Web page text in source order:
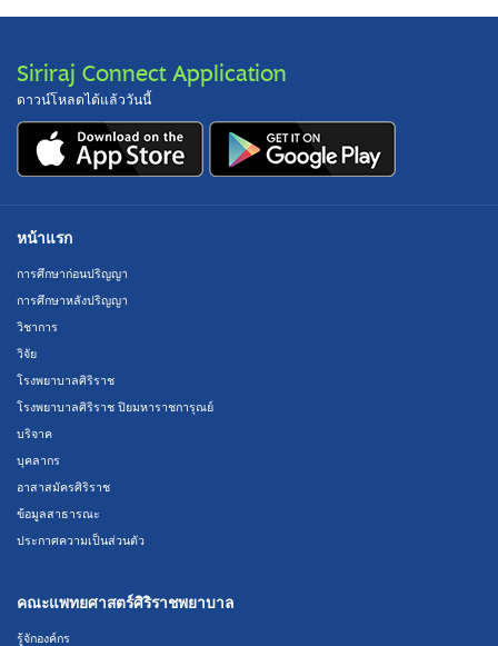
Siriraj Connect Application
ดาวน์โหลดได้แล้ววันนี้
หน้าแรก
การศึกษาก่อนปริญญา
การศึกษาหลังปริญญา
วิชาการ
วิจัย
โรงพยาบาลศิริราช
โรงพยาบาลศิริราช ปิยมหาราชการุณย์
บริจาค
บุคลากร
อาสาสมัครศิริราช
ข้อมูลสาธารณะ
ประกาศความเป็นส่วนตัว
คณะแพทยศาสตร์ศิริราชพยาบาล
รู้จักองค์กร